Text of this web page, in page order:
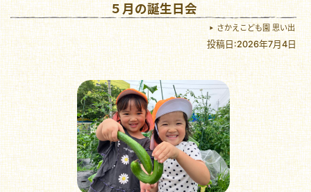
５月の誕生日会
さかえこども園 思い出
投稿日:2026年7月4日